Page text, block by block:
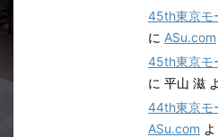
45th東京モ
に ASu.com
45th東京モ
に 平山 滋
44th東京モ
ASu.com